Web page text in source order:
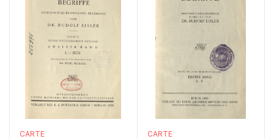
CARTE CARTE